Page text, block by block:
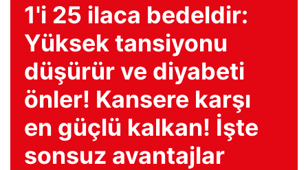
1'i 25 ilaca bedeldir:
Yüksek tansiyonu
düşürür ve diyabeti
önler! Kansere karşı
en güçlü kalkan! İşte
sonsuz avantajlar